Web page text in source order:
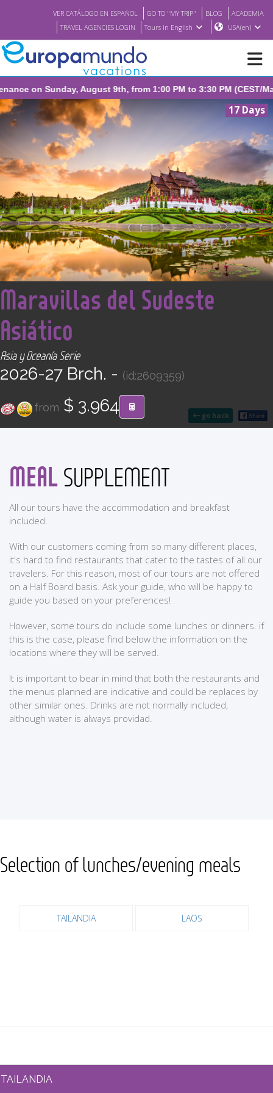
VER CATÁLOGO EN ESPAÑOL GO TO "MY TRIP" BLOG
ACADEMIA
TRAVEL AGENCIES LOGIN
Tours in English USA(en)
NEW
BROCHURE PDF
WHERE TO BUY
FEATURED
ABOUT US
CONTACT
Sunday, August 9th, from 1:00 PM to 3:30 PM (CEST/Madrid).
17 Days
go back
<
Maravillas del Sudeste
Asiático
Asia y Oceanía Serie
2026-27 Brch. - (id:2609359)
from $ 3.964
MEALSUPPLEMENT
All our tours have the accommodation and breakfast
included.
With our customers coming from so many different places,
it's hard to find restaurants that cater to the tastes of all our
travelers. For this reason, most of our tours are not offered
on a Half Board basis. Ask your guide, who will be happy to
guide you based on your preferences!
However, some tours do include some lunches or dinners. if
this is the case, please find below the information on the
locations where they will be served.
It is important to bear in mind that both the restaurants and
the menus planned are indicative and could be replaces by
other similar ones. Drinks are not normally included,
although water is always providad.
Selection of lunches/evening meals
TAILANDIA LAOS
TAILANDIA